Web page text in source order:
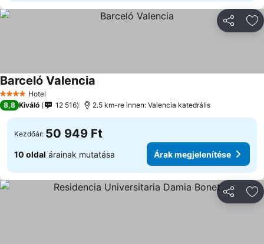
4 KategóriaHotel
Barceló Valencia
8,8 Kiváló 12 516 2.5 km-re innen: Valencia katedrális
Kezdőár: 50 949 Ft
10 oldal árainak mutatása Árak megjelenítése